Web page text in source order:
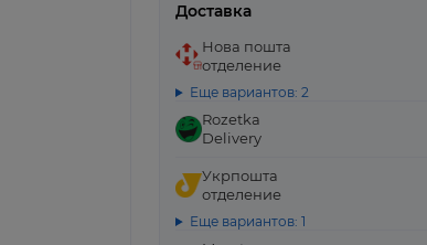
Доставка
Нова пошта
отделение
Еще вариантов: 2
Rozetka
Delivery
Укрпошта
отделение
Еще вариантов: 1